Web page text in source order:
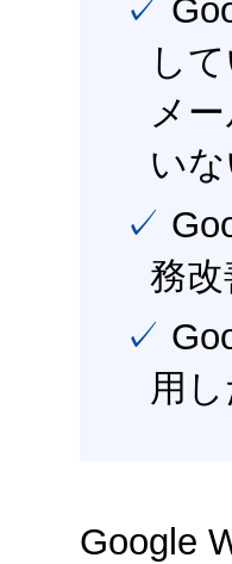
✓ Google Workspace（旧G Suite） を社内で導入
し
メ
い
✓ Google Workspace（旧G Suite） を活用し、業
務
✓ Google Workspace（旧G Suite） を最大限に活
用
Google